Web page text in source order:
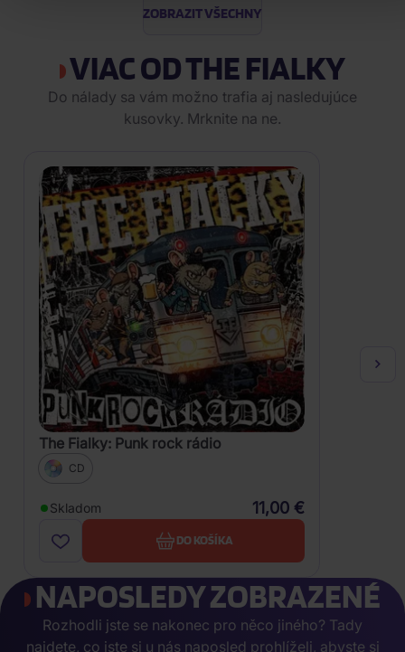
ZOBRAZIT VŠECHNY
VIAC OD THE FIALKY
Do nálady sa vám možno trafia aj nasledujúce
kusovky. Mrknite na ne.
The Fialky: Punk rock rádio
CD
Skladom 11,00 €
DO KOŠÍKA
NAPOSLEDY ZOBRAZENÉ
Rozhodli jste se nakonec pro něco jiného? Tady
najdete, co jste si u nás naposled prohlíželi, abyste si